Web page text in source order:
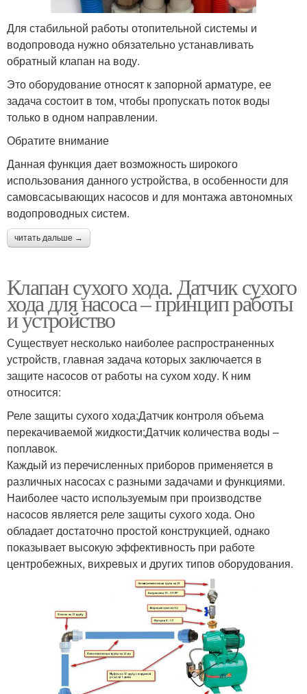
Для стабильной работы отопительной системы и
водопровода нужно обязательно устанавливать
обратный клапан на воду.
Это оборудование относят к запорной арматуре, ее
задача состоит в том, чтобы пропускать поток воды
только в одном направлении.
Обратите внимание
Данная функция дает возможность широкого
использования данного устройства, в особенности для
самовсасывающих насосов и для монтажа автономных
водопроводных систем.
читать дальше →
Клапан сухого хода. Датчик сухого
хода для насоса – принцип работы
и устройство
Существует несколько наиболее распространенных
устройств, главная задача которых заключается в
защите насосов от работы на сухом ходу. К ним
относится:
Реле защиты сухого хода;Датчик контроля объема
перекачиваемой жидкости;Датчик количества воды –
поплавок.
Каждый из перечисленных приборов применяется в
различных насосах с разными задачами и функциями.
Наиболее часто используемым при производстве
насосов является реле защиты сухого хода. Оно
обладает достаточно простой конструкцией, однако
показывает высокую эффективность при работе
центробежных, вихревых и других типов оборудования.